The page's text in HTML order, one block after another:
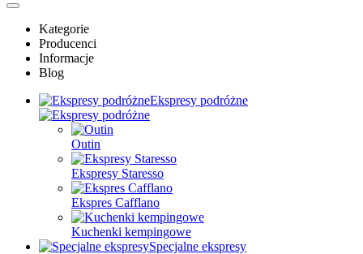
Kategorie
Producenci
Informacje
Blog
Ekspresy podróżne
Outin
Ekspresy Staresso
Ekspres Cafflano
Kuchenki kempingowe
Specjalne ekspresy